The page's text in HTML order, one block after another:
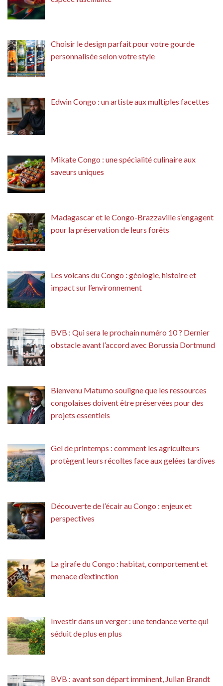
Choisir le design parfait pour votre gourde
personnalisée selon votre style
Edwin Congo : un artiste aux multiples facettes
Mikate Congo : une spécialité culinaire aux
saveurs uniques
Madagascar et le Congo-Brazzaville s’engagent
pour la préservation de leurs forêts
Les volcans du Congo : géologie, histoire et
impact sur l’environnement
BVB : Qui sera le prochain numéro 10 ? Dernier
obstacle avant l’accord avec Borussia Dortmund
Bienvenu Matumo souligne que les ressources
congolaises doivent être préservées pour des
projets essentiels
Gel de printemps : comment les agriculteurs
protègent leurs récoltes face aux gelées tardives
Découverte de l’écair au Congo : enjeux et
perspectives
La girafe du Congo : habitat, comportement et
menace d’extinction
Investir dans un verger : une tendance verte qui
séduit de plus en plus
BVB : avant son départ imminent, Julian Brandt